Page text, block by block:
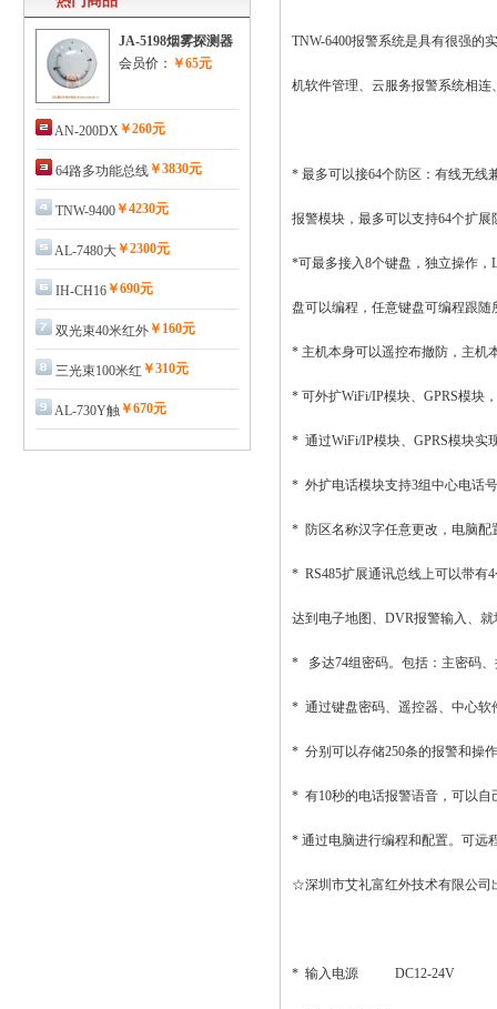
JA-5198烟雾探测器
会员价： ￥65元
AN-200DX ￥260元
64路多功能总线 ￥3830元
TNW-9400 ￥4230元
AL-7480大 ￥2300元
IH-CH16 ￥690元
双光束40米红外 ￥160元
三光束100米红 ￥310元
AL-730Y触 ￥670元
TNW-6400报警系统是具有很强的
机软件管理、云服务报警系统相
* 最多可以接64个防区：有线无线
报警模块，最多可以支持64个扩展
*可最多接入8个键盘，独立操作
盘可以编程，任意键盘可编程跟
* 主机本身可以遥控布撤防，主机
* 可外扩WiFi/IP模块、GPRS模块
* 通过WiFi/IP模块、GPRS模块实
* 外扩电话模块支持3组中心电话
* 防区名称汉字任意更改，电脑配
* RS485扩展通讯总线上可以带有
达到电子地图、DVR报警输入、
* 多达74组密码。包括：主密码
* 通过键盘密码、遥控器、中心软
* 分别可以存储250条的报警和操
* 有10秒的电话报警语音，可以自
* 通过电脑进行编程和配置。可远
☆深圳市艾礼富红外技术有限公司
* 输入电源 DC12-24V